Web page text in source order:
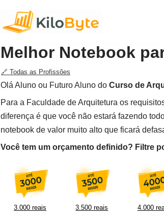
Melhor Notebook
🔗 Todas as Profissões
Olá Aluno ou Futuro Aluno do Curso de
Para a Faculdade de Arquitetura os
diferença é que você não estará fazendo
notebook de valor muito alto que ficará
Você tem um orçamento definido? Filtre
3.000 reais 3.500 reais 4.000